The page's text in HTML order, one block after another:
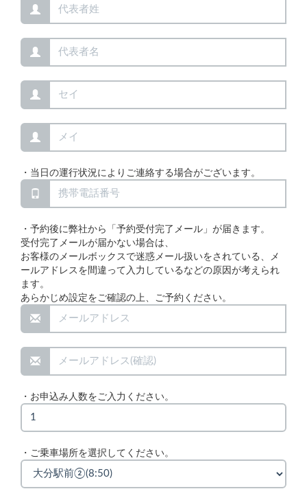
・当日の運行状況によりご連絡する場合がございます。
・予約後に弊社から「予約受付完了メール」が届きます。
受付完了メールが届かない場合は、
お客様のメールボックスで迷惑メール扱いをされている、メ
ールアドレスを間違って入力しているなどの原因が考えられ
ます。
あらかじめ設定をご確認の上、ご予約ください。
・お申込み人数をご入力ください。
・ご乗車場所を選択してください。